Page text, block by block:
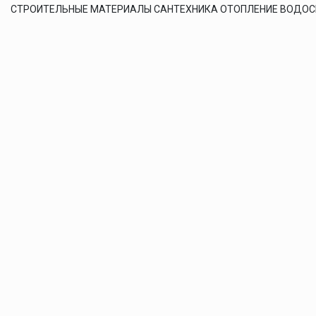
СТРОИТЕЛЬНЫЕ МАТЕРИАЛЫ САНТЕХНИКА ОТОПЛЕНИЕ